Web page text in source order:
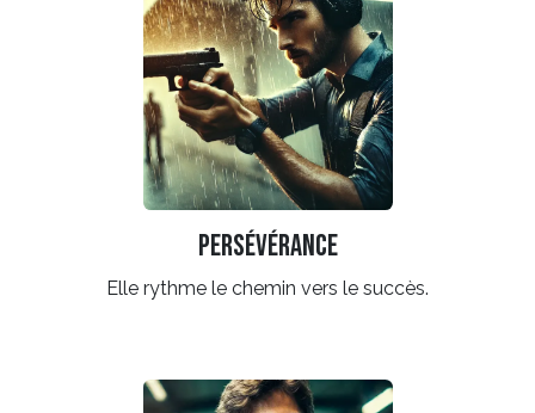
Persévérance
Elle rythme le chemin vers le succès.